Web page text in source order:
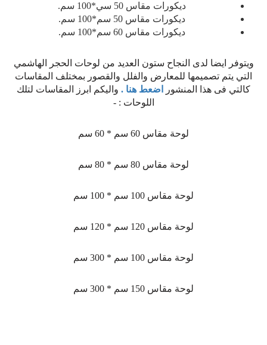
ديكورات مقاس 50 سي*100 سم.
ديكورات مقاس 50 سم*100 سم.
ديكورات مقاس 60 سم*100 سم.
ويتوفر ايضا لدى النجاح ستون العديد من لوحات الحجر الهاشمي
التي يتم تصميمها للمعارض والفلل والقصور بمختلف المقاسات
كالتي فى هذا المنشور
اضعط هنا . واليكم ابرز المقاسات لتلك
اللوحات : -
لوحة مقاس 60 سم * 60 سم
لوحة مقاس 80 سم * 80 سم
لوحة مقاس 100 سم * 100 سم
لوحة مقاس 120 سم * 120 سم
لوحة مقاس 100 سم * 300 سم
لوحة مقاس 150 سم * 300 سم